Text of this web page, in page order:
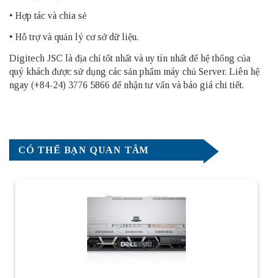
• Hợp tác và chia sẻ
• Hỗ trợ và quản lý cơ sở dữ liệu.
Digitech JSC là địa chỉ tốt nhất và uy tín nhất để hệ thống của
quý khách được sử dụng các sản phẩm máy chủ Server. Liên hệ
ngay (+84-24) 3776 5866 để nhận tư vấn và báo giá chi tiết.
CÓ THỂ BẠN QUAN TÂM